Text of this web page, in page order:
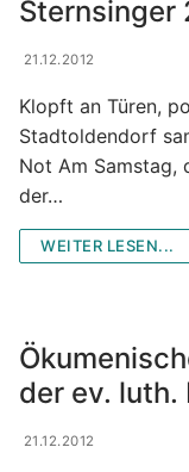
Der
Der
Wir sind für
Institutionelle
Bildergalerie
Gruppen und
Gruppen und
Jugend-
Frauengruppe
Sternsinger
21.12.2012
Klopft an Türen,
Stadtoldendorf
Not Am Samstag,
der…
WEITER LESEN...
der ev.
21.12.2012